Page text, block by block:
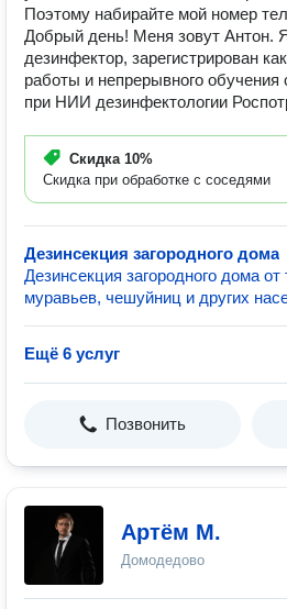
Поэтому набирайте мой номер
Добрый день! Mеня зовут Антон.
дезинфектор, зарегистрирован
работы и непрерывного обучения
при НИИ дезинфектологии
Скидка 10%
Скидка при обработке с соседями
Дезинсекция загородного дома
Дезинсекция загородного дома от
муравьев, чешуйниц и других
Ещё 6 услуг
Позвонить
Артём М.
Домодедово